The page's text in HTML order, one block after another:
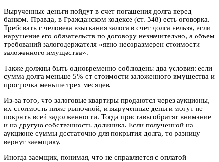
Вырученные деньги пойдут в счет погашения долга перед
банком. Правда, в Гражданском кодексе (ст. 348) есть оговорка.
Требовать с человека взыскания залога в счет долга нельзя, если
нарушение его обязательств по договору незначительно, а объем
требований залогодержателя «явно несоразмерен стоимости
заложенного имущества».
Также должны быть одновременно соблюдены два условия: если
сумма долга меньше 5% от стоимости заложенного имущества и
просрочка меньше трех месяцев.
Из-за того, что залоговые квартиры продаются через аукционы,
их стоимость ниже рыночной, и вырученные деньги могут не
покрыть всей задолженности. Тогда приставы обратят внимание
и на другую собственность должника. Если полученной на
аукционе суммы достаточно для покрытия долга, то разницу
вернут заемщику.
Иногда заемщик, понимая, что не справляется с оплатой